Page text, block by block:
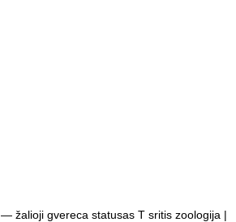
— žalioji gvereca statusas T sritis zoologija |